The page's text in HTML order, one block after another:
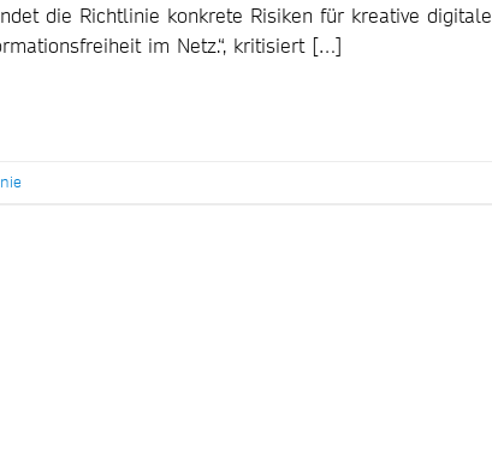
die Richtlinie konkrete Risiken für kreative digitale
im Netz.“, kritisiert […]